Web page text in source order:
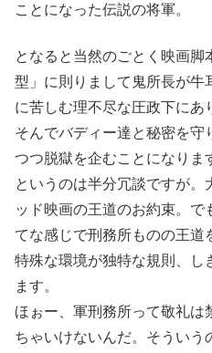
ことになった伝説の将軍。
となると当然のごとく映画脚
型」に則りまして鬼所長が牛
に苦しむ理不尽な圧政下にあ
そんでバディー達と秘密を守
つつ脱獄を企むことになりま
というのは半分冗談ですが。
ッド映画の王道のお約束。で
てな感じで刑務所ものの王道
特殊な環境が独特な規則、し
ます。
ほぉー、軍刑務所って敬礼は
ちゃいけないんだ。そういう